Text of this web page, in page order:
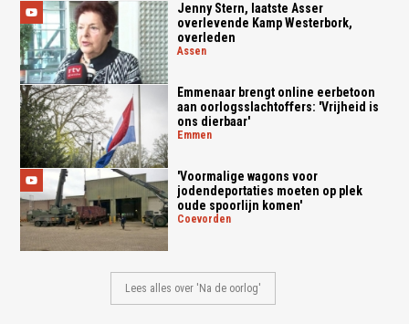
Jenny Stern, laatste Asser
overlevende Kamp Westerbork,
overleden
assen
Emmenaar brengt online eerbetoon
aan oorlogsslachtoffers: 'Vrijheid is
ons dierbaar'
emmen
'Voormalige wagons voor
jodendeportaties moeten op plek
oude spoorlijn komen'
coevorden
Lees alles over 'Na de oorlog'